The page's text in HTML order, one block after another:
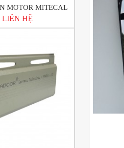
MOTOR MITECAL
LIÊN HỆ